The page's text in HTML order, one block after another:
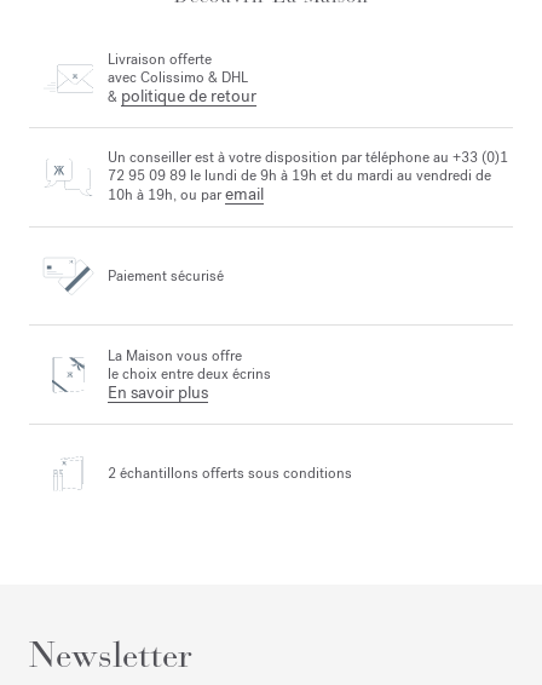
Livraison offerte
avec Colissimo & DHL
& politique de retour
Un conseiller est à votre disposition par téléphone au +33 (0)1
72 95 09 89 le lundi de 9h à 19h et du mardi au vendredi de
10h à 19h, ou paremail
Paiement sécurisé
La Maison vous offre
le choix entre deux écrins
En savoir plus
2 échantillons offerts sous conditions
Newsletter